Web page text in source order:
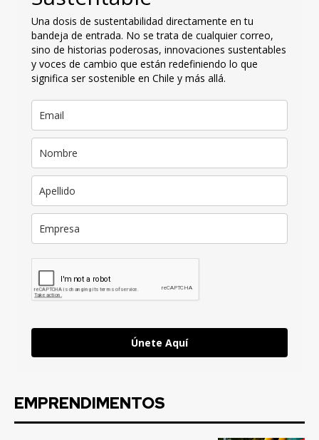
Una dosis de sustentabilidad directamente en tu
bandeja de entrada. No se trata de cualquier correo,
sino de historias poderosas, innovaciones sustentables
y voces de cambio que están redefiniendo lo que
significa ser sostenible en Chile y más allá.
Únete Aquí
EMPRENDIMENTOS